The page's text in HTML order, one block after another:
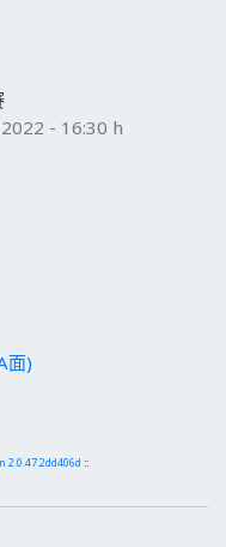
- 16:30 h
面)
2.0.47.2dd406d ::